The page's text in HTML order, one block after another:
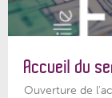
Accueil du
Ouverture de